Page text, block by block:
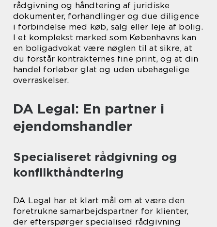
rådgivning og håndtering af juridiske
dokumenter, forhandlinger og due diligence
i forbindelse med køb, salg eller leje af bolig.
I et komplekst marked som Københavns kan
en boligadvokat være nøglen til at sikre, at
du forstår kontrakternes fine print, og at din
handel forløber glat og uden ubehagelige
overraskelser.
DA Legal: En partner i
ejendomshandler
Specialiseret rådgivning og
konflikthåndtering
DA Legal har et klart mål om at være den
foretrukne samarbejdspartner for klienter,
der efterspørger specialised rådgivning